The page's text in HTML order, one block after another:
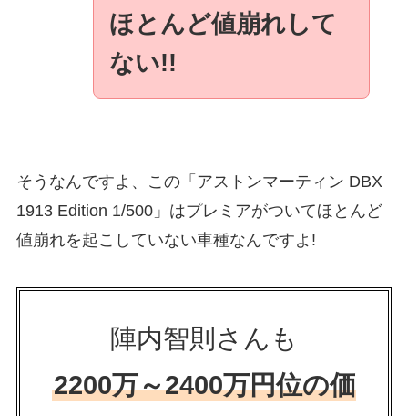
ほとんど値崩れして
ない!!
そうなんですよ、この「アストンマーティン DBX
1913 Edition 1/500」はプレミアがついてほとんど
値崩れを起こしていない車種なんですよ!
陣内智則さんも
2200万～2400万円位の価